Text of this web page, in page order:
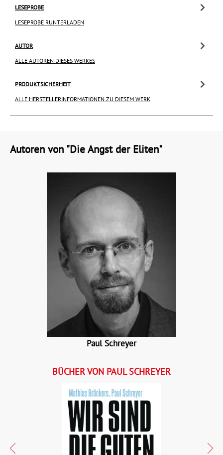
LESEPROBE
LESEPROBE RUNTERLADEN
AUTOR
ALLE AUTOREN DIESES WERKES
PRODUKTSICHERHEIT
ALLE HERSTELLERINFORMATIONEN ZU DIESEM WERK
Autoren von "Die Angst der Eliten"
Paul Schreyer
BÜCHER VON PAUL SCHREYER